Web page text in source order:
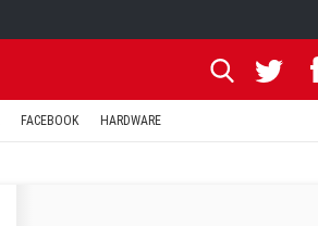
FACEBOOK HARDWARE